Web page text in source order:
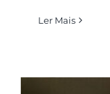
Ler Mais